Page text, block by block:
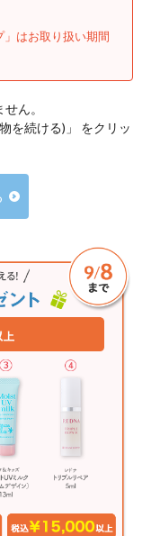
」はお取り扱い期間
ん。
を続ける)」 をクリッ